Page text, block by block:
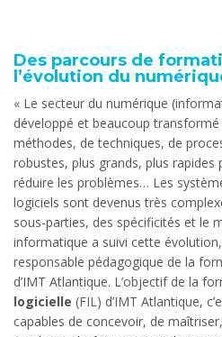
Des parcours de
l’évolution du
« Le secteur du numérique
développé et beaucoup
méthodes, de techniques, de
robustes, plus grands, plus
réduire les problèmes… Les
logiciels sont devenus très
sous-parties, des spécificités et le
informatique a suivi cette
responsable pédagogique de la
d’IMT Atlantique. L’objectif de la
logicielle (FIL) d’IMT Atlantique,
capables de concevoir, de